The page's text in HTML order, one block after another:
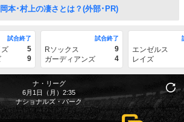
本･村上の凄さとは？(外部･PR)
試合終了
ズ
5
9
試合終了
Rソックス
9
ガーディアンズ
4
エンゼルス
レイズ
ナ・リーグ
6月1日（月）2:35
ナショナルズ・パーク